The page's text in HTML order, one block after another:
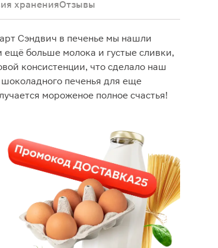
храненияОтзывы
Сэндвич в печенье мы нашли
больше молока и густые сливки,
консистенции, что сделало наш
печенья для еще
мороженое полное счастья!